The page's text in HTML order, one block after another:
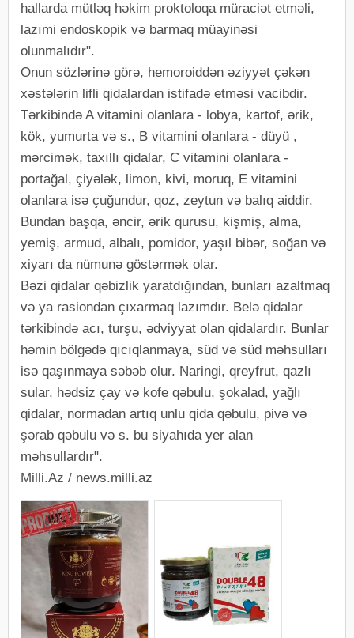
hallarda mütləq həkim proktoloqa müraciət etməli,
lazımi endoskopik və barmaq müayinəsi
olunmalıdır".
Onun sözlərinə görə, hemoroiddən əziyyət çəkən
xəstələrin lifli qidalardan istifadə etməsi vacibdir.
Tərkibində A vitamini olanlara - lobya, kartof, ərik,
kök, yumurta və s., B vitamini olanlara - düyü ,
mərcimək, taxıllı qidalar, C vitamini olanlara -
portağal, çiyələk, limon, kivi, moruq, E vitamini
olanlara isə çuğundur, qoz, zeytun və balıq aiddir.
Bundan başqa, əncir, ərik qurusu, kişmiş, alma,
yemiş, armud, albalı, pomidor, yaşıl bibər, soğan və
xiyarı da nümunə göstərmək olar.
Bəzi qidalar qəbizlik yaratdığından, bunları azaltmaq
və ya rasiondan çıxarmaq lazımdır. Belə qidalar
tərkibində acı, turşu, ədviyyat olan qidalardır. Bunlar
həmin bölgədə qıcıqlanmaya, süd və süd məhsulları
isə qaşınmaya səbəb olur. Naringi, qreyfrut, qazlı
sular, hədsiz çay və kofe qəbulu, şokalad, yağlı
qidalar, normadan artıq unlu qida qəbulu, pivə və
şərab qəbulu və s. bu siyahıda yer alan
məhsullardır".
Milli.Az / news.milli.az